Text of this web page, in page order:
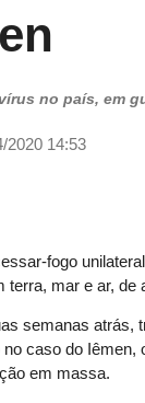
no país, em
2020 14:53
fogo
mar e ar, de
semanas atrás,
caso do
em massa.